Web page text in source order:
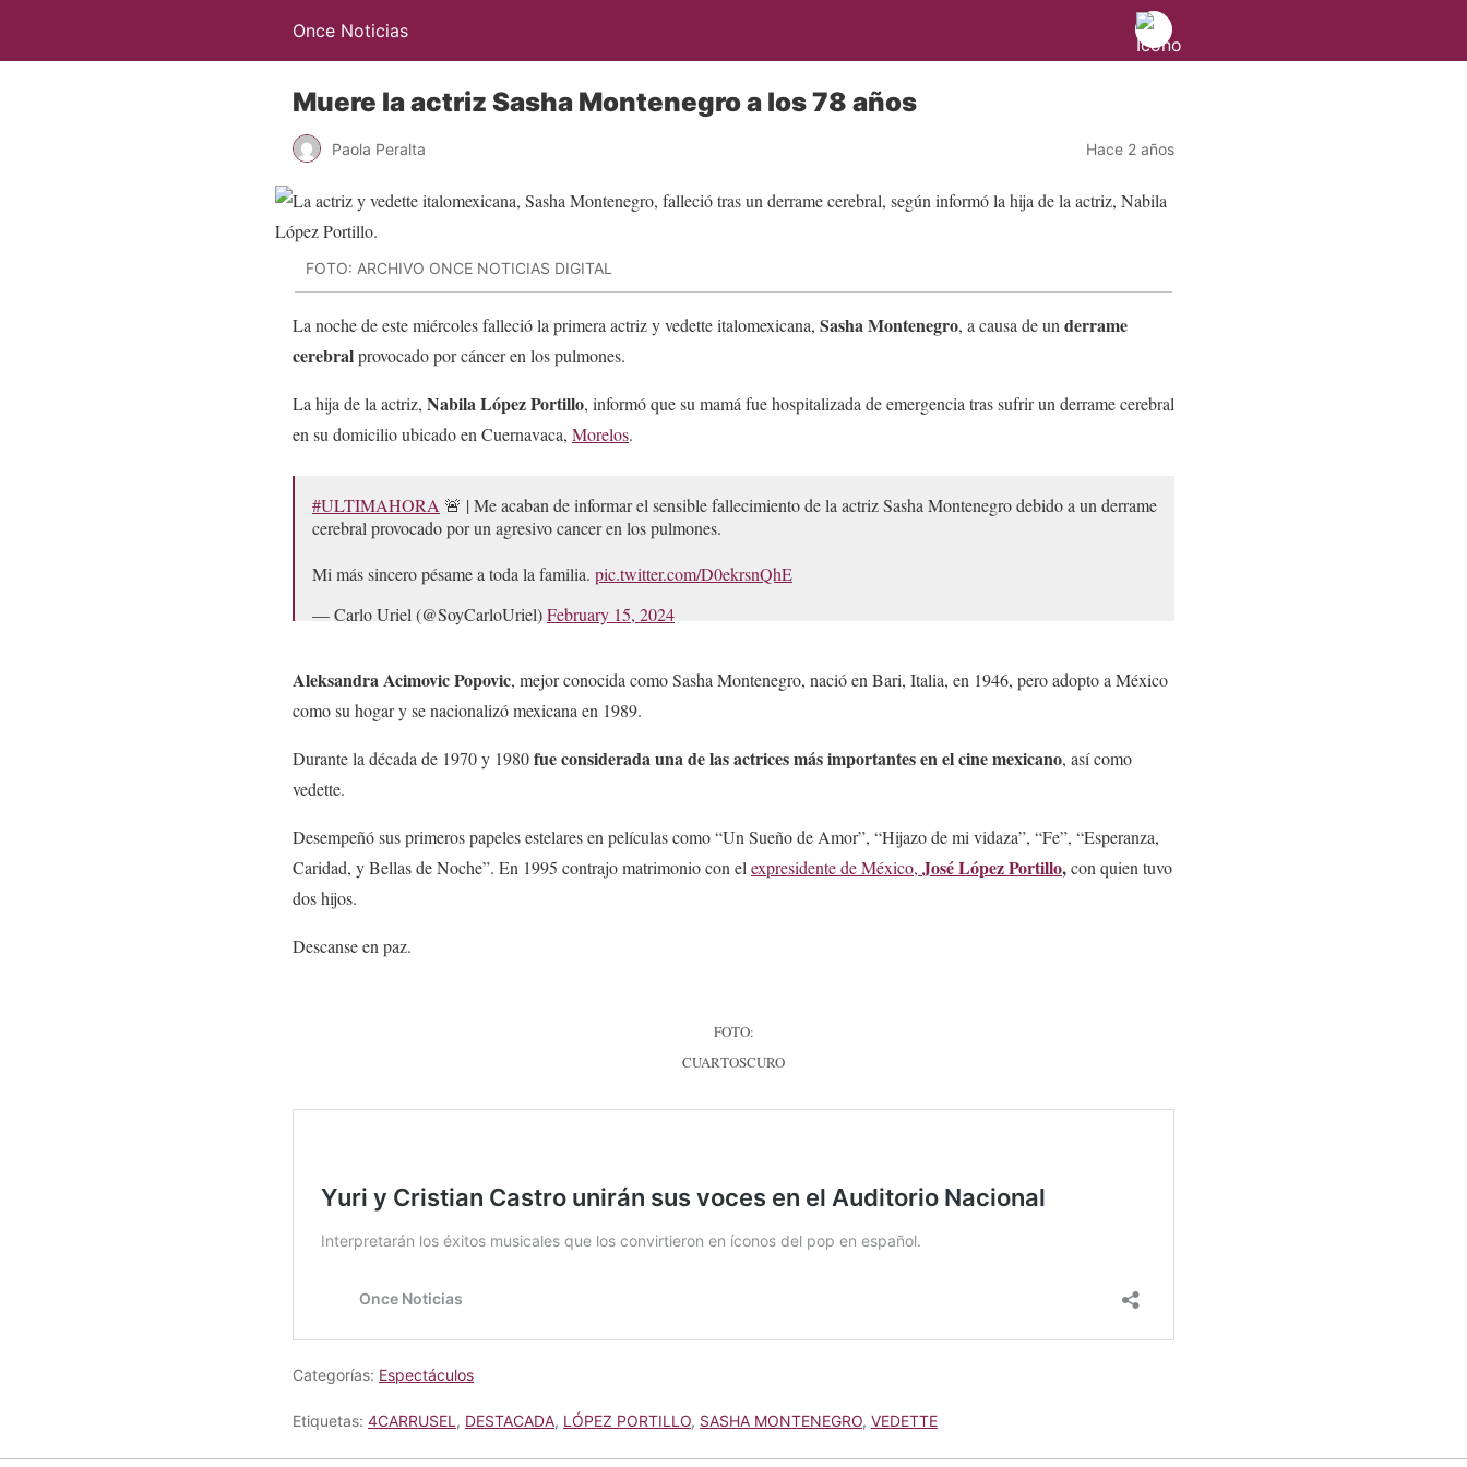
Once Noticias
Muere la actriz Sasha Montenegro a los 78 años
Paola Peralta Hace 2 años
FOTO: ARCHIVO ONCE NOTICIAS DIGITAL
La noche de este miércoles falleció la primera actriz y vedette italomexicana, Sasha Montenegro, a causa de un derrame
cerebralprovocado por cáncer en los pulmones.
La hija de la actriz, Nabila López Portillo, informó que su mamá fue hospitalizada de emergencia tras sufrir un derrame cerebral
en su domicilio ubicado en Cuernavaca, Morelos.
#ULTIMAHORA 🚨 | Me acaban de informar el sensible fallecimiento de la actriz Sasha Montenegro debido a un derrame
cerebral provocado por un agresivo cancer en los pulmones.
Mi más sincero pésame a toda la familia. pic.twitter.com/D0ekrsnQhE
— Carlo Uriel (@SoyCarloUriel)February 15, 2024
Aleksandra Acimovic Popovic, mejor conocida como Sasha Montenegro, nació en Bari, Italia, en 1946, pero adopto a México
como su hogar y se nacionalizó mexicana en 1989.
Durante la década de 1970 y 1980fue considerada una de las actrices más importantes en el cine mexicano, así como
vedette.
Desempeñó sus primeros papeles estelares en películas como “Un Sueño de Amor”, “Hijazo de mi vidaza”, “Fe”, “Esperanza,
Caridad, y Bellas de Noche”. En 1995 contrajo matrimonio con el expresidente de México, José López Portillo,con quien tuvo
dos hijos.
Descanse en paz.
FOTO:
CUARTOSCURO
Categorías: Espectáculos
Etiquetas: 4CARRUSEL , DESTACADA, LÓPEZ PORTILLO, SASHA MONTENEGRO, VEDETTE